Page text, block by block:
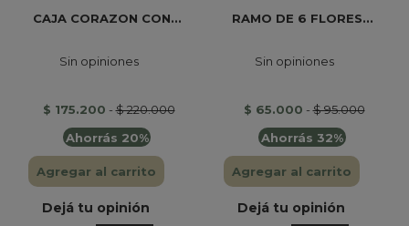
CAJA CORAZON CON...
Sin opiniones
$ 175.200 -$ 220.000
Ahorrás 20%
Agregar al carrito
Dejá tu opinión
RAMO DE 6 FLORES...
Sin opiniones
$ 65.000 -$ 95.000
Ahorrás 32%
Agregar al carrito
Dejá tu opinión